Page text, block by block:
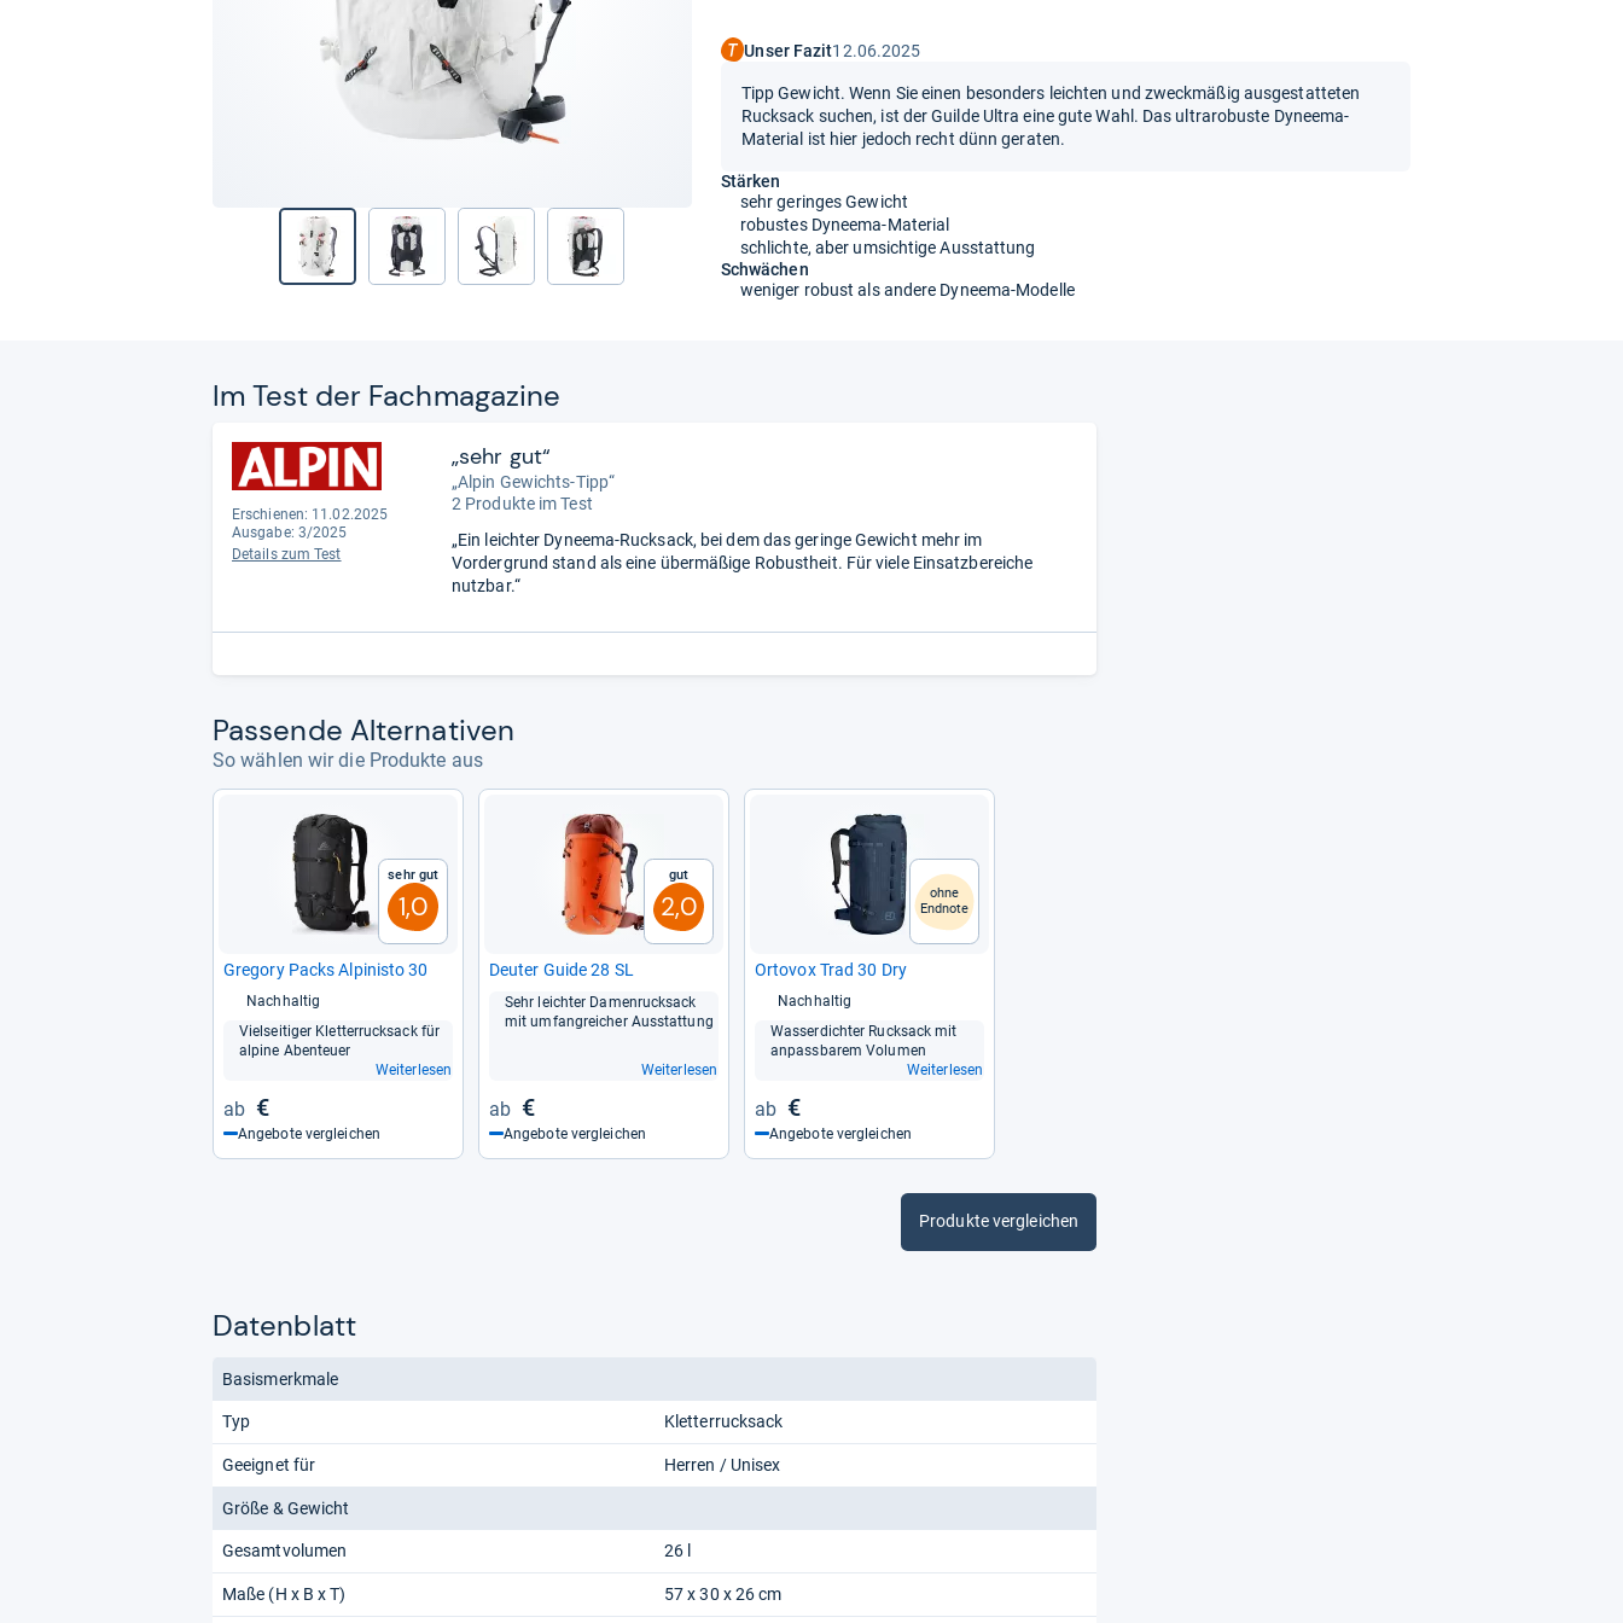
Unser Fazit12.06.2025
Tipp Gewicht. Wenn Sie einen besonders leichten und zweckmäßig ausgestatteten
Rucksack suchen, ist der Guilde Ultra eine gute Wahl. Das ultrarobuste Dyneema-
Material ist hier jedoch recht dünn geraten.
Stärken
sehr geringes Gewicht
robustes Dyneema-Material
schlichte, aber umsichtige Ausstattung
Schwächen
weniger robust als andere Dyneema-Modelle
Im Test der Fach­ma­ga­zine
Erschienen: 11.02.2025
Ausgabe: 3/2025
Details zum Test
„sehr gut“
„Alpin Gewichts-Tipp“
2 Produkte im Test
„Ein leichter Dyneema-Rucksack, bei dem das geringe Gewicht mehr im
Vordergrund stand als eine übermäßige Robustheit. Für viele Einsatzbereiche
nutzbar.“
Pas­sende Alter­na­ti­ven
So wählen wir die Produkte aus
Sehr gut
1,0
Gre­gory Packs Alpi­ni­sto 30
Nachhaltig
Viel­sei­ti­ger Klet­ter­ruck­sack für
alpine Aben­teuer
Weiterlesen
€
Angebote vergleichen
Gut
2,0
Deu­ter Guide 28 SL
Sehr leich­ter Damen­ruck­sack
mit umfang­rei­cher Aus­stat­tung
Weiterlesen
€
Angebote vergleichen
ohne
Endnote
Orto­vox Trad 30 Dry
Nachhaltig
Was­ser­dich­ter Ruck­sack mit
anpass­ba­rem Volu­men
Weiterlesen
€
Angebote vergleichen
Produkte vergleichen
Datenblatt
Basismerkmale
Typ Kletterrucksack
Geeignet für Herren / Unisex
Größe & Gewicht
Gesamtvolumen 26 l
Maße (H x B x T) 57 x 30 x 26 cm